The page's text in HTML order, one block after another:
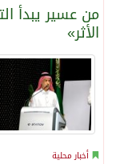
من عسير يبدأ
الأثر»
أخبار محلية